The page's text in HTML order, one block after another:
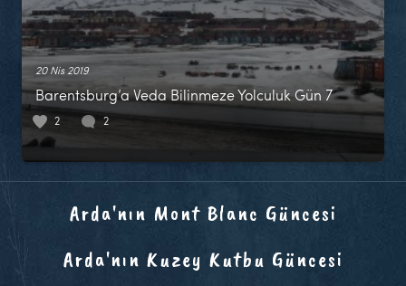
20 Nis 2019
Barentsburg’a Veda Bilinmeze Yolculuk Gün 7
2 2
Arda'nın Mont Blanc Güncesi
Arda'nın Kuzey Kutbu Güncesi